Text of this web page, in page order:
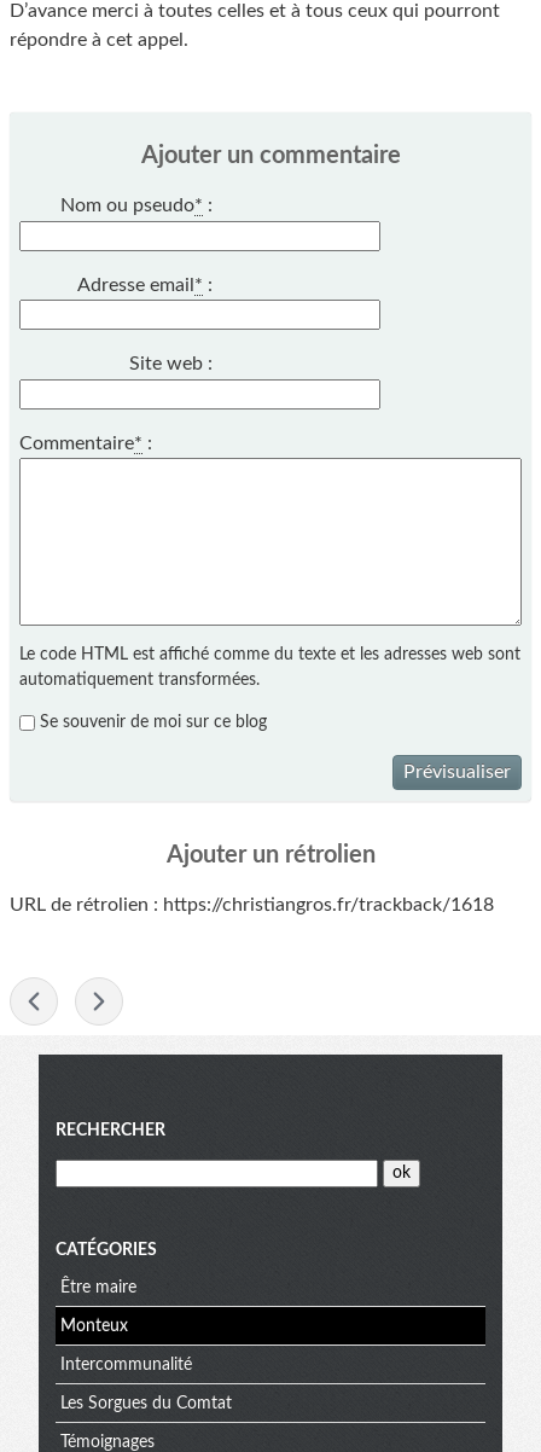
D’avance merci à toutes celles et à tous ceux qui pourront
répondre à cet appel.
Ajouter un commentaire
Nom ou pseudo* :
Adresse email * :
Site web :
Commentaire* :
Le code HTML est affiché comme du texte et les adresses web sont
automatiquement transformées.
Se souvenir de moi sur ce blog
Prévisualiser
Ajouter un rétrolien
URL de rétrolien : https://christiangros.fr/trackback/1618
Menu
RECHERCHER
CATÉGORIES
Être maire
Monteux
Intercommunalité
Les Sorgues du Comtat
Témoignages